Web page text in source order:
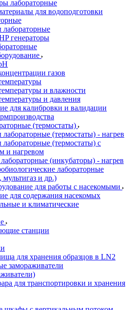
лабораторные
для водоподготовки
генераторы
газов
и влажности
и давления
для калибровки и валидации
(термостаты)
(термостаты) - нагрев
(термостаты) с
и нагревом
(инкубаторы) - нагрев
лабораторные
и др.)
для работы с насекомыми
для содержания насекомых
и климатические
станции
для хранения образцов в LN2
замораживатели
для транспортировки и хранения